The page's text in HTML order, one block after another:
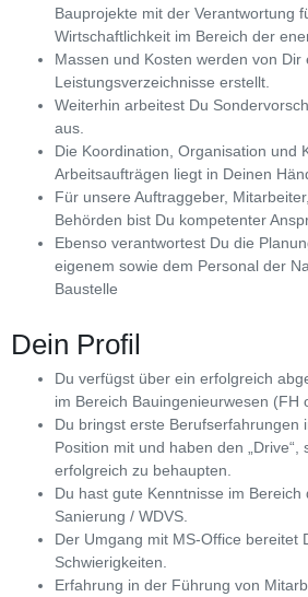
Bauprojekte mit der Verantwortung
Wirtschaftlichkeit im Bereich der
Massen und Kosten werden von Dir
Leistungsverzeichnisse erstellt.
Weiterhin arbeitest Du
aus.
Die Koordination, Organisation und
Arbeitsaufträgen liegt in Deinen
Für unsere Auftraggeber,
Behörden bist Du kompetenter
Ebenso verantwortest Du die
eigenem sowie dem Personal der
Baustelle
Dein Profil
Du verfügst über ein erfolgreich
im Bereich Bauingenieurwesen (FH
Du bringst erste Berufserfahrungen
Position mit und haben den „Drive“,
erfolgreich zu behaupten.
Du hast gute Kenntnisse im Bereich
Sanierung / WDVS.
Der Umgang mit MS-Office bereitet
Schwierigkeiten.
Erfahrung in der Führung von